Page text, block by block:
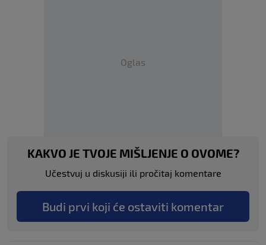
Oglas
KAKVO JE TVOJE MIŠLJENJE O OVOME?
Učestvuj u diskusiji ili pročitaj komentare
Budi prvi koji će ostaviti komentar